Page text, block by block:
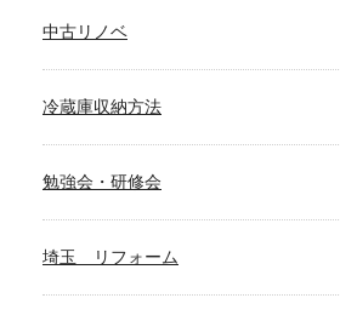
中古リノベ
冷蔵庫収納方法
勉強会・研修会
埼玉 リフォーム